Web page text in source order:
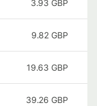
3.93 GBP
9.82 GBP
19.63 GBP
39.26 GBP